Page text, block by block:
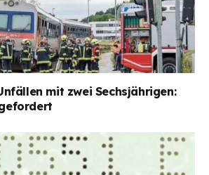
mit zwei Sechsjährigen: